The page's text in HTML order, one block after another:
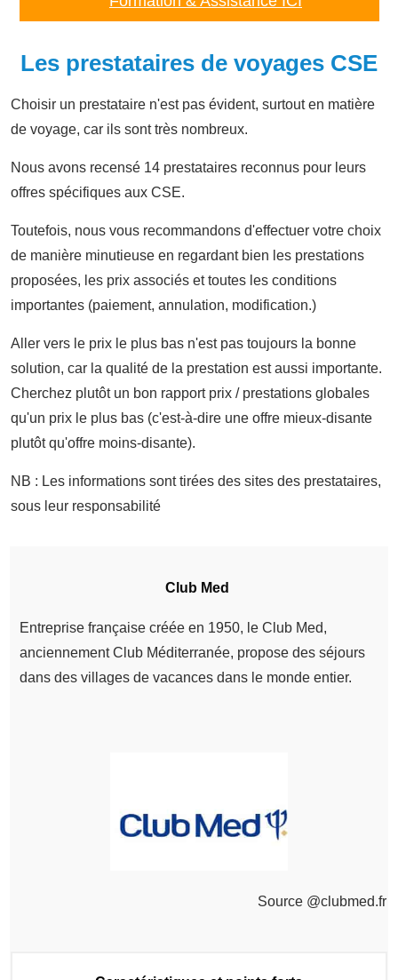
Les prestataires de voyages CSE
Choisir un prestataire n'est pas évident, surtout en matière
de voyage, car ils sont très nombreux.
Nous avons recensé 14 prestataires reconnus pour leurs
offres spécifiques aux CSE.
Toutefois, nous vous recommandons d'effectuer votre choix
de manière minutieuse en regardant bien les prestations
proposées, les prix associés et toutes les conditions
importantes (paiement, annulation, modification.)
Aller vers le prix le plus bas n'est pas toujours la bonne
solution, car la qualité de la prestation est aussi importante.
Cherchez plutôt un bon rapport prix / prestations globales
qu'un prix le plus bas (c'est-à-dire une offre mieux-disante
plutôt qu'offre moins-disante).
NB : Les informations sont tirées des sites des prestataires,
sous leur responsabilité
Club Med
Entreprise française créée en 1950, le Club Med,
anciennement Club Méditerranée, propose des séjours
dans des villages de vacances dans le monde entier.
Source @clubmed.fr